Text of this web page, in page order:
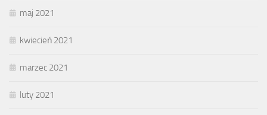
maj 2021
kwiecień 2021
marzec 2021
luty 2021